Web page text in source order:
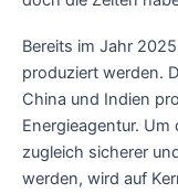
Bereits im Jahr
produziert werden.
China und Indien
Energieagentur.
zugleich sicherer
werden, wird auf